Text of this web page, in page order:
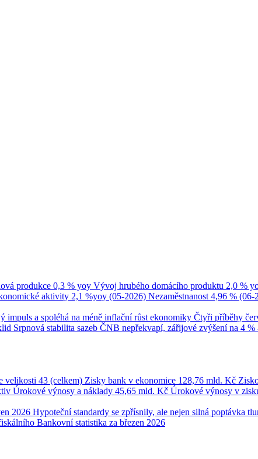
produkce 0,3 % yoy Vývoj hrubého domácího produktu 2,0 %
aktivity 2,1 %yoy (05-2026) Nezaměstnanost 4,96 % (06-
impuls a spoléhá na méně inflační růst ekonomiky Čtyři příběhy
Srpnová stabilita sazeb ČNB nepřekvapí, zářijové zvýšení na 4 %
velikosti 43 (celkem) Zisky bank v ekonomice 128,76 mld. Kč
Úrokové výnosy a náklady 45,65 mld. Kč Úrokové výnosy v
2026 Hypoteční standardy se zpřísnily, ale nejen silná poptávka
Bankovní statistika za březen 2026